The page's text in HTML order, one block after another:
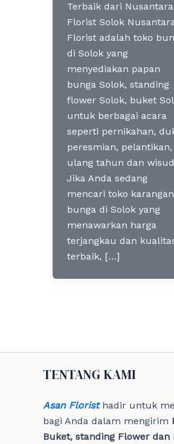
Terbaik dari Nusantara
Florist Solok
Florist adalah toko
di Solok yang
menyediakan papan
bunga Solok, standing
flower Solok, buket
untuk berbagai acara
seperti pernikahan,
peresmian, pelantikan,
ulang tahun dan
Jika Anda sedang
mencari toko karangan
bunga di Solok yang
menawarkan harga
terjangkau dan
terbaik, […]
TENTANG KAMI
Asan Floristhadir untuk
bagi Anda dalam mengirim
Buket, standing Flower dan